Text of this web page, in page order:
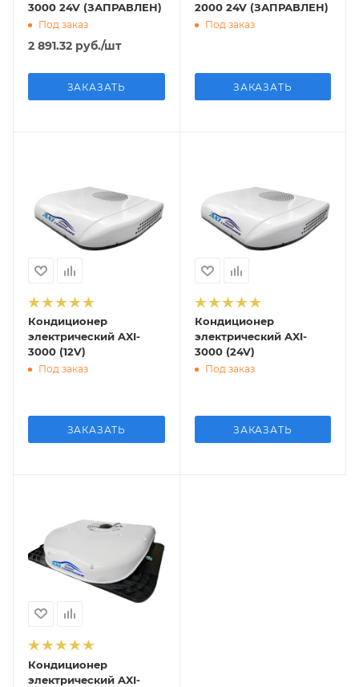
3000 24V (ЗАПРАВЛЕН)
Под заказ
2 891.32 руб./шт
ЗАКАЗАТЬ
2000 24V (ЗАПРАВЛЕН)
Под заказ
ЗАКАЗАТЬ
Кондиционер
электрический AXI-
3000 (12V)
Под заказ
ЗАКАЗАТЬ
Кондиционер
электрический AXI-
3000 (24V)
Под заказ
ЗАКАЗАТЬ
Кондиционер
электрический AXI-